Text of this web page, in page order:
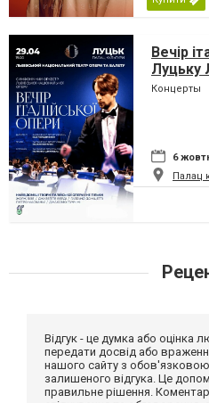
Вечір
Луцьку
Опера!
Концерты
6
Палац
Відгук - це думка або оцінка
передати досвід або
нашого сайту з
залишеного відгука. Це
правильне рішення.